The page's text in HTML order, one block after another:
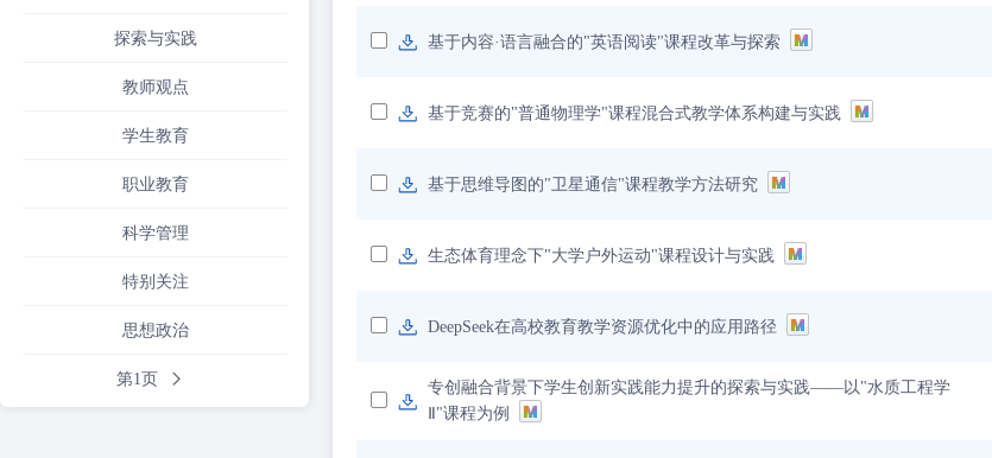
探索与实践
教师观点
学生教育
职业教育
科学管理
特别关注
思想政治
第1页
基于内容·语言融合的"英语阅读"课程改革与探索
基于竞赛的"普通物理学"课程混合式教学体系构建与实践
基于思维导图的"卫星通信"课程教学方法研究
生态体育理念下"大学户外运动"课程设计与实践
DeepSeek在高校教育教学资源优化中的应用路径
专创融合背景下学生创新实践能力提升的探索与实践——以"水质工程学
Ⅱ"课程为例